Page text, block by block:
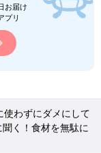
お届け
プリ
使わずにダメにして
く！食材を無駄に